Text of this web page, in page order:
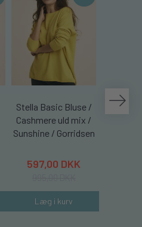
Stella Basic Bluse /
Cashmere uld mix /
Sunshine / Gorridsen
597,00 DKK
Læg i kurv
Stella